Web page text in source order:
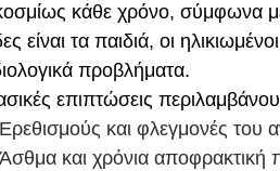
κάθε χρόνο, σύμφωνα
είναι τα παιδιά, οι
προβλήματα.
επιπτώσεις
Ερεθισμούς και φλεγμονές του
Άσθμα και χρόνια